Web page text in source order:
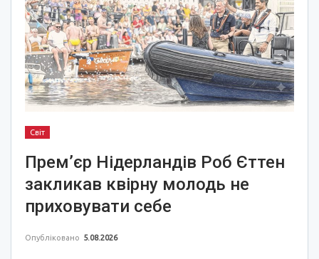
Світ
Прем’єр Нідерландів Роб Єттен
закликав квірну молодь не
приховувати себе
Опубліковано 5.08.2026